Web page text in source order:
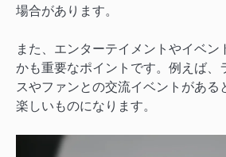
場合があります。
また、エンターテイメントやイベン
かも重要なポイントです。例えば、
スやファンとの交流イベントがある
楽しいものになります。